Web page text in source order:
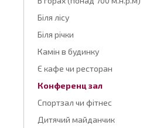
Біля лісу
Біля річки
Камін в будинку
Є кафе чи ресторан
Конференц зал
Спортзал чи фітнес
Дитячий майданчик